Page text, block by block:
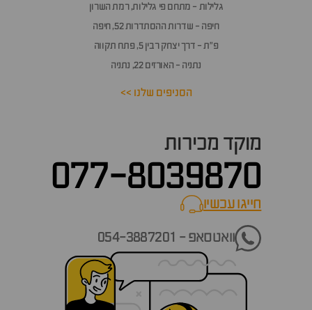
גלילות - מתחם פי גלילות, רמת השרון
חיפה - שדרות ההסתדרות 52, חיפה
פ״ת - דרך יצחק רבין 5, פתח תקווה
נתניה - האורזים 22, נתניה
הסניפים שלנו >>
מוקד מכירות
077-8039870
חייגו עכשיוcall now
וואטסאפ - 054-3887201